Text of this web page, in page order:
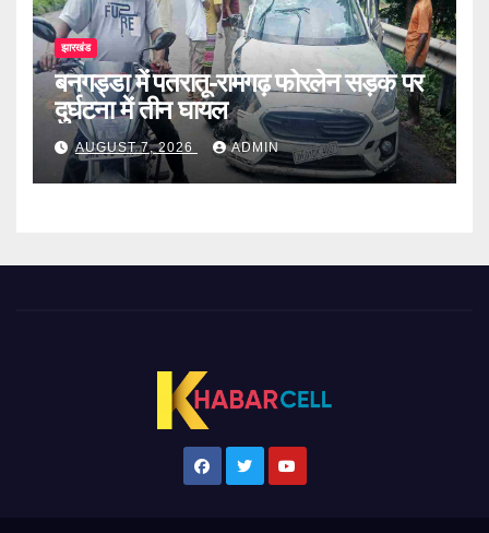
झारखंड
बनगड्डा में पतरातू-रामगढ़ फोरलेन सड़क पर
दुर्घटना में तीन घायल
AUGUST 7, 2026 ADMIN